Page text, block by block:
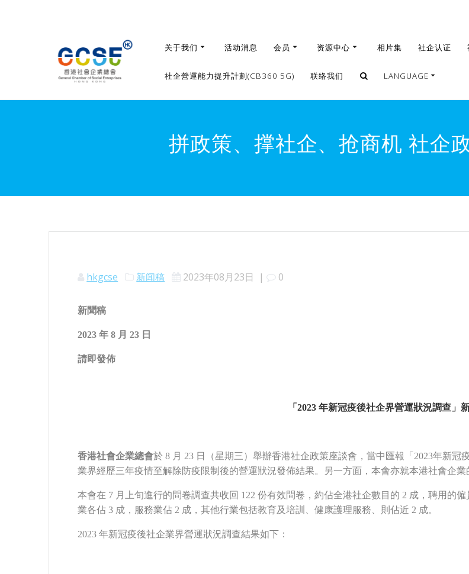
关于我们 活动消息 会员 资源中心 相片集 社企认证
社企營運能力提升計劃(CB360 5G) 联络我们 LANGUAGE
繁體
English
拼政策、撑社企、抢商机 社企
hkgcse 新闻稿 2023年08月23日 | 0
新聞稿
2023 年 8 月 23 日
請即發佈
「2023 年新冠疫後社企界營運狀況調查」
香港社會企業總會於 8 月 23 日（星期三）舉辦香港社企政策座談會，當中匯報「2023年新
業界經歷三年疫情至解除防疫限制後的營運狀況發佈結果。另一方面，本會亦就本港社會企
本會在 7 月上旬進行的問卷調查共收回 122 份有效問卷，約佔全港社企數目的 2 成，聘用的
業各佔 3 成，服務業佔 2 成，其他行業包括教育及培訓、健康護理服務、則佔近 2 成。
2023 年新冠疫後社企業界營運狀況調查結果如下：